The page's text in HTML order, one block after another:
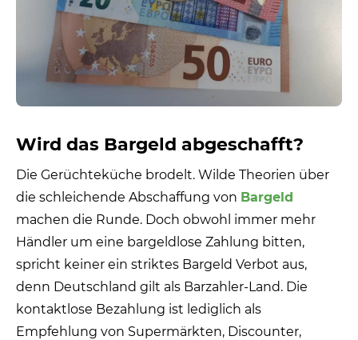
Wird das Bargeld abgeschafft?
Die Gerüchteküche brodelt. Wilde Theorien über
die schleichende Abschaffung von Bargeld
machen die Runde. Doch obwohl immer mehr
Händler um eine bargeldlose Zahlung bitten,
spricht keiner ein striktes Bargeld Verbot aus,
denn Deutschland gilt als Barzahler-Land. Die
kontaktlose Bezahlung ist lediglich als
Empfehlung von Supermärkten, Discounter,